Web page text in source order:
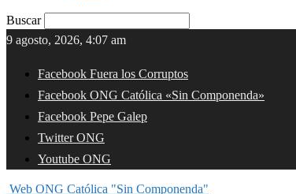
Buscar
9 agosto, 2026, 4:07 am
Facebook Fuera los Corruptos
Facebook ONG Católica «Sin Componenda»
Facebook Pepe Galep
Twitter ONG
Youtube ONG
Web ONG Católica "Sin Componenda"